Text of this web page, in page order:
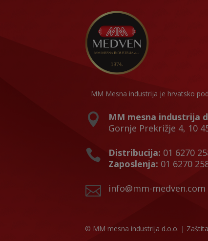
MM Mesna industrija je hrvatsko

MM mesna industrija
Gornje Prekrižje 4, 10
 Distribucija: 01 6270
Zaposlenja: 01 6270
 info@mm-medven.com
© MM mesna industrija d.o.o. |